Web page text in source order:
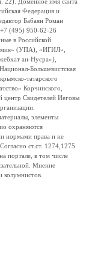
Федерация и
Бабаян Роман
(495) 950-62-26
в Российской
(УПА), «ИГИЛ»,
ан-Нусра»),
Большевистская
татарского
Корчинского,
центр Свидетелей Иеговы
элементы
охраняются
нормами права и не
ст.ст. 1274,1275
портале, в том числе
Мнение
колумнистов.